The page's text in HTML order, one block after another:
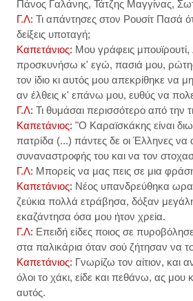
Πάνος Γαλάνης, Τάτζης Μαγγίνας,
Γ.Λ: Τι απάντησες στον Ρουσίτ Πασά
δείξεις υποταγή;
Καπετάνιος: Μου γράφεις μπουϊρουτί,
προσκυνήσω κ' εγώ, πασιά μου,
τον ίδιο κι αυτός μου απεκρίθηκε
αν έλθεις κ' επάνω μου, ευθύς να
Γ.Λ: Τι θυμάσαι περισσότερο από την
Καπετάνιος: "Ο Καραϊσκάκης είναι
πατρίδα (...) πάντες δε οι Έλληνες
συναναστροφής του και να τον
Γ.Λ: Μπορείς να μας πεις σε μια
Καπετάνιος: Νέος υπανδρεύθηκα
ζεύκια πολλά ετράβησα, δόξαν
εκαζάντησα όσα μου ήτον χρεία.
Γ.Λ: Επειδή είδες ποιος σε
στα παλικάρια όταν σού ζήτησαν να
Καπετάνιος: Γνωρίζω τον αίτιον, και
όλοι το χάκι, είδε και πεθάνω, ας μου
αυτός.